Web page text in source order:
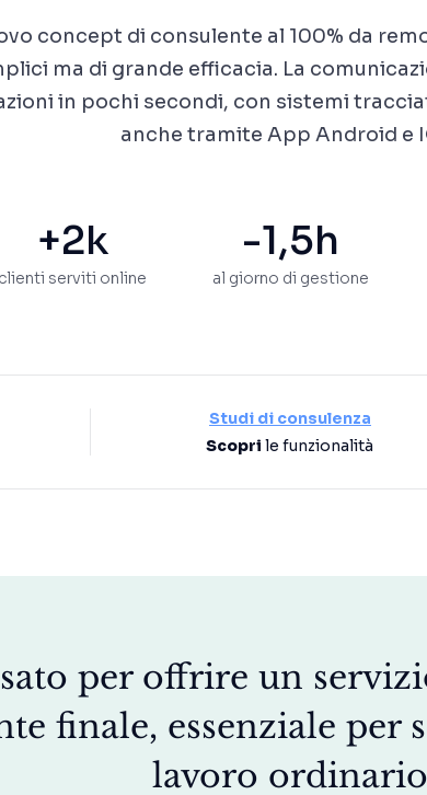
concept di consulente al 100% da
ma di grande efficacia. La
in pochi secondi, con sistemi
anche tramite App Android e
+2k
clienti serviti online
-1,5h
al giorno di gestione
Studi di consulenza
Scopri le funzionalità
per offrire un
finale, essenziale per
lavoro ordinario